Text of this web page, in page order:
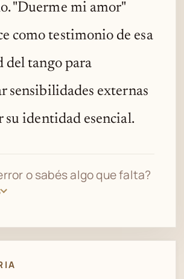
"Duerme mi amor"
como testimonio de esa
del tango para
sensibilidades externas
su identidad esencial.
o sabés algo que falta?